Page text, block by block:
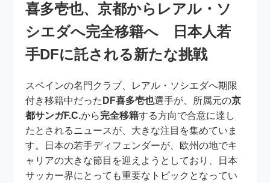
喜多壱也、京都からレアル・ソ
シエダへ完全移籍へ 日本人若
手DFに託される新たな挑戦
スペインの名門クラブ、レアル・ソシエダへ期限
付き移籍中だった DF喜多壱也選手が、所属元の京
都サンガF.C.から完全移籍する方向で合意に達し
たとされるニュースが、大きな注目を集めていま
す。日本の若手ディフェンダーが、欧州の地でキ
ャリアの大きな節目を迎えようとしており、日本
サッカー界にとっても重要なトピックとなってい